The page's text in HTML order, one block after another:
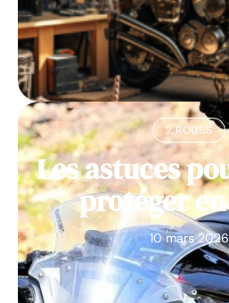
2 ROUES
Les astuces
protéger
10 mars 2026